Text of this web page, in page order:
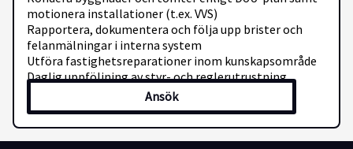
motionera installationer (t.ex. VVS)
Rapportera, dokumentera och följa upp brister och
felanmälningar i interna system
Utföra fastighetsreparationer inom kunskapsområde
Daglig uppföljning av styr- och reglerutrustning
Sköta bevattningsanläggningar
Harva ridbanor/ridhus samt mocka hagar med maskin
och manuellt
Koordinera och bistå vid event och arrangemang
Ansök